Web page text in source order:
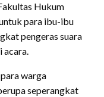
Hukum
para ibu-ibu
pengeras suara
acara.
warga
seperangkat